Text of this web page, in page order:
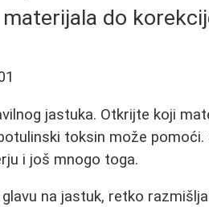
do
jastuka. Otkrijte koji
toksin može
i još mnogo toga.
na jastuk, retko